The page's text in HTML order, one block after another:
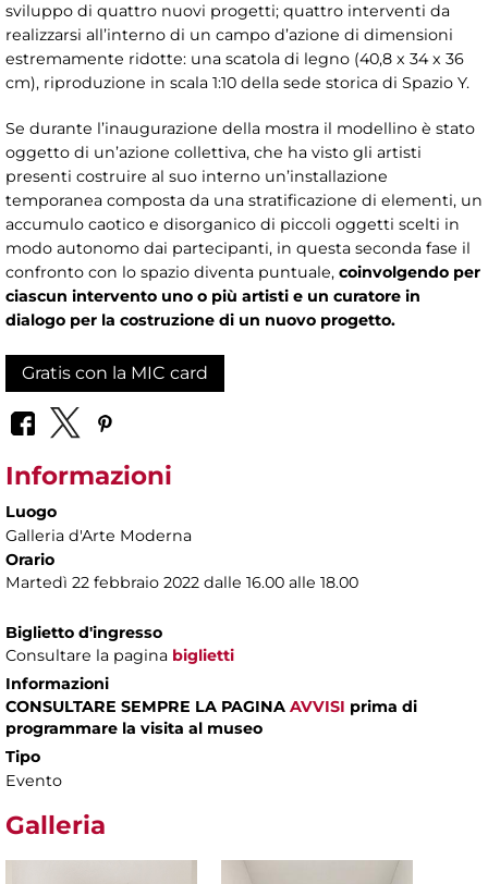
sviluppo di quattro nuovi progetti; quattro interventi da
realizzarsi all’interno di un campo d’azione di dimensioni
estremamente ridotte: una scatola di legno (40,8 x 34 x 36
cm), riproduzione in scala 1:10 della sede storica di Spazio Y.
Se durante l’inaugurazione della mostra il modellino è stato
oggetto di un’azione collettiva, che ha visto gli artisti
presenti costruire al suo interno un’installazione
temporanea composta da una stratificazione di elementi, un
accumulo caotico e disorganico di piccoli oggetti scelti in
modo autonomo dai partecipanti, in questa seconda fase il
confronto con lo spazio diventa puntuale, coinvolgendo per
ciascun intervento uno o più artisti e un curatore in
dialogo per la costruzione di un nuovo progetto.
Gratis con la MIC card
Informazioni
Luogo
Galleria d'Arte Moderna
Orario
Martedì 22 febbraio 2022 dalle 16.00 alle 18.00
Biglietto d'ingresso
Consultare la pagina biglietti
Informazioni
CONSULTARE SEMPRE LA PAGINA AVVISI prima di
programmare la visita al museo
Tipo
Evento
Galleria